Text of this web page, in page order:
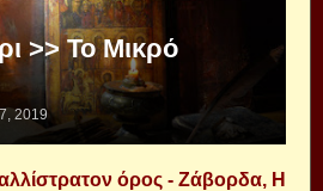
>> Το Μικρό
2019
όρος - Ζάβορδα, Η